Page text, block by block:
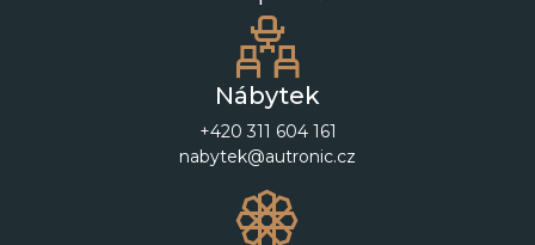
Nábytek
+420 311 604 161
nabytek@autronic.cz